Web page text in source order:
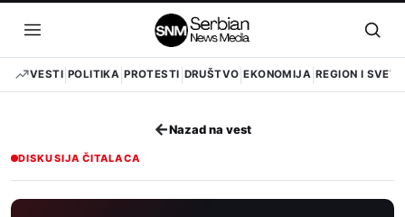
sadržaj
Otvori
meni
VESTI POLITIKA PROTESTI DRUŠTVO EKONOMIJA REGION I SVET
←Nazad na vest
DISKUSIJA ČITALACA